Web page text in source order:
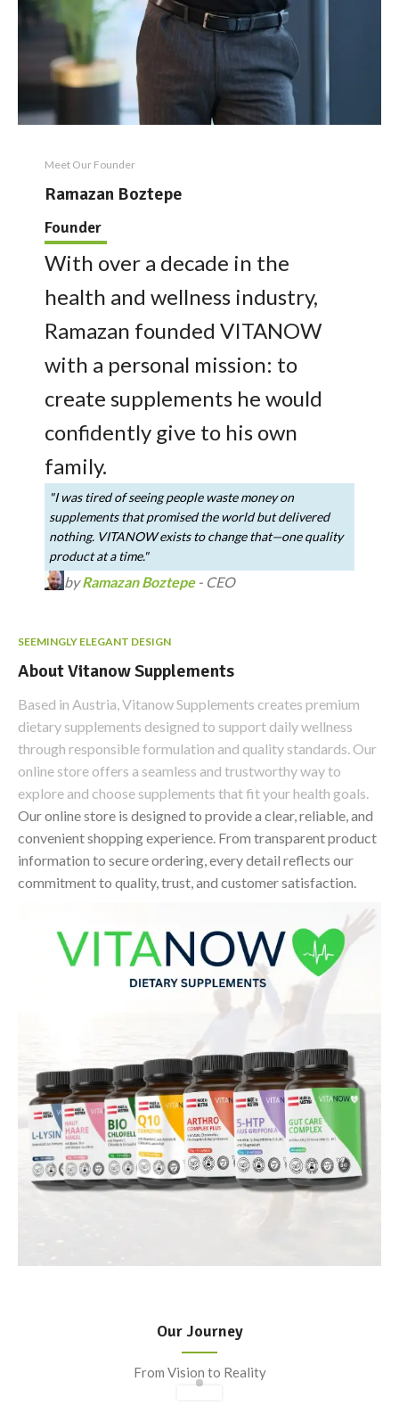
Meet Our Founder
Ramazan Boztepe
Founder
With over a decade in the
health and wellness industry,
Ramazan founded VITANOW
with a personal mission: to
create supplements he would
confidently give to his own
family.
"I was tired of seeing people waste money on
supplements that promised the world but delivered
nothing. VITANOW exists to change that—one quality
product at a time."
byRamazan Boztepe- CEO
SEEMINGLY ELEGANT DESIGN
About Vitanow Supplements
Based in Austria, Vitanow Supplements creates premium
dietary supplements designed to support daily wellness
through responsible formulation and quality standards. Our
online store offers a seamless and trustworthy way to
explore and choose supplements that fit your health goals.
Our online store is designed to provide a clear, reliable, and
convenient shopping experience. From transparent product
information to secure ordering, every detail reflects our
commitment to quality, trust, and customer satisfaction.
Our Journey
From Vision to Reality